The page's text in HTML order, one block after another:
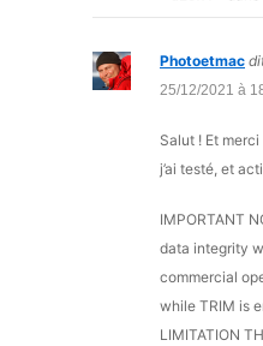
Photoetmac
25/12/2021 à
Salut ! Et
j’ai testé, et
IMPORTANT
data integrity
commercial
while TRIM is
LIMITATION